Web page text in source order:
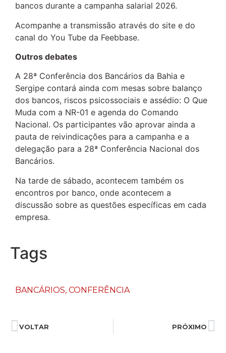
bancos durante a campanha salarial 2026.
Acompanhe a transmissão através do site e do
canal do You Tube da Feebbase.
Outros debates
A 28ª Conferência dos Bancários da Bahia e
Sergipe contará ainda com mesas sobre balanço
dos bancos, riscos psicossociais e assédio: O Que
Muda com a NR-01 e agenda do Comando
Nacional. Os participantes vão aprovar ainda a
pauta de reivindicações para a campanha e a
delegação para a 28ª Conferência Nacional dos
Bancários.
Na tarde de sábado, acontecem também os
encontros por banco, onde acontecem a
discussão sobre as questões específicas em cada
empresa.
Tags
BANCÁRIOS, CONFERÊNCIA
VOLTAR PRÓXIMO